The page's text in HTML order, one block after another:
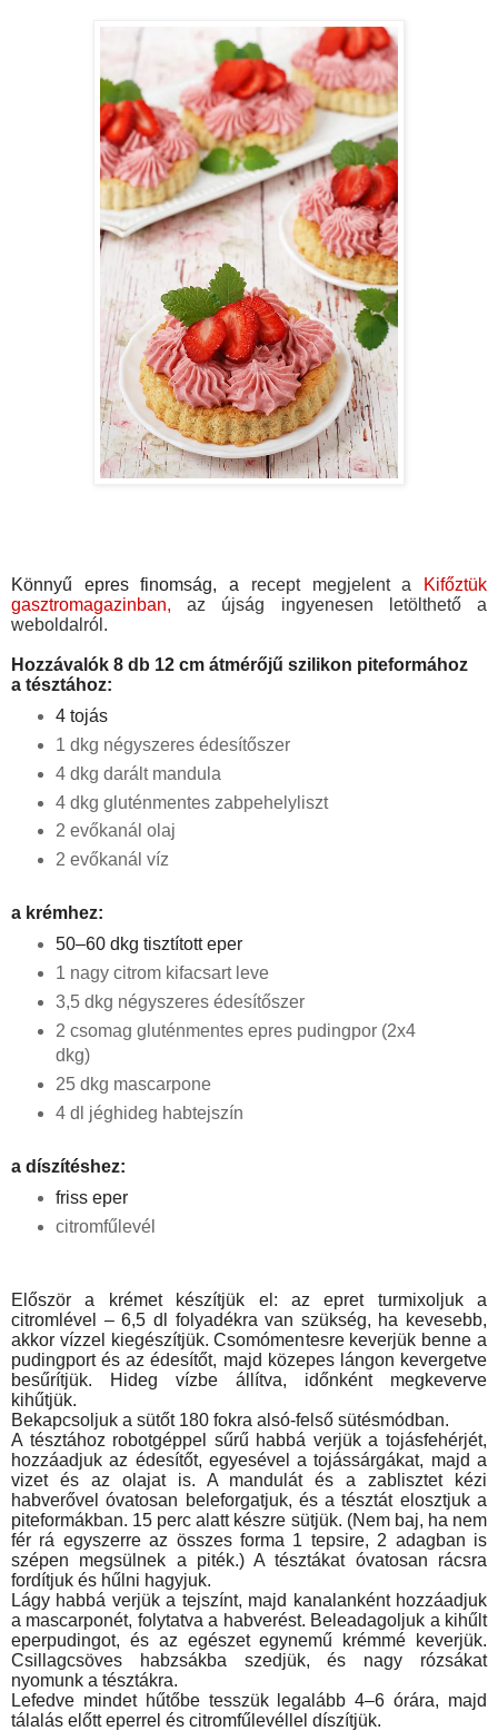
Könnyű epres finomság, a recept megjelent a
Kifőztük
gasztromagazinban, az újság ingyenesen letölthető a
weboldalról.
Hozzávalók 8 db 12 cm átmérőjű szilikon piteformához
a tésztához:
4 tojás
1 dkg négyszeres édesítőszer
4 dkg darált mandula
4 dkg gluténmentes zabpehelyliszt
2 evőkanál olaj
2 evőkanál víz
a krémhez:
50–60 dkg tisztított eper
1 nagy citrom kifacsart leve
3,5 dkg négyszeres édesítőszer
2 csomag gluténmentes epres pudingpor (2x4
dkg)
25 dkg mascarpone
4 dl jéghideg habtejszín
a díszítéshez:
friss eper
citromfűlevél
Először a krémet készítjük el: az epret turmixoljuk a
citromlével – 6,5 dl folyadékra van szükség, ha kevesebb,
akkor vízzel kiegészítjük. Csomómentesre keverjük benne a
pudingport és az édesítőt, majd közepes lángon kevergetve
besűrítjük. Hideg vízbe állítva, időnként megkeverve
kihűtjük.
Bekapcsoljuk a sütőt 180 fokra alsó-felső sütésmódban.
A tésztához robotgéppel sűrű habbá verjük a tojásfehérjét,
hozzáadjuk az édesítőt, egyesével a tojássárgákat, majd a
vizet és az olajat is. A mandulát és a zablisztet kézi
habverővel óvatosan beleforgatjuk, és a tésztát elosztjuk a
piteformákban. 15 perc alatt készre sütjük. (Nem baj, ha nem
fér rá egyszerre az összes forma 1 tepsire, 2 adagban is
szépen megsülnek a piték.) A tésztákat óvatosan rácsra
fordítjuk és hűlni hagyjuk.
Lágy habbá verjük a tejszínt, majd kanalanként hozzáadjuk
a mascarponét, folytatva a habverést. Beleadagoljuk a kihűlt
eperpudingot, és az egészet egynemű krémmé keverjük.
Csillagcsöves habzsákba szedjük, és nagy rózsákat
nyomunk a tésztákra.
Lefedve mindet hűtőbe tesszük legalább 4–6 órára, majd
tálalás előtt eperrel és citromfűlevéllel díszítjük.